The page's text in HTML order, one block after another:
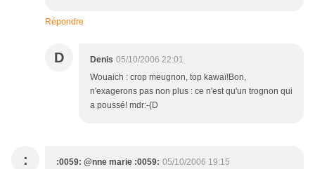
Répondre
D Denis 05/10/2006 22:01
Wouaich : crop meugnon, top kawaï!Bon,
n'exagerons pas non plus : ce n'est qu'un trognon qui
a poussé! mdr:-{D
: :0059: @nne marie :0059: 05/10/2006 19:15